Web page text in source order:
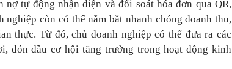
nợ tự động nhận diện và đối soát hóa đơn qua QR,
còn có thể nắm bắt nhanh chóng doanh thu,
thực. Từ đó, chủ doanh nghiệpcó thể đưara các
đón đầu cơ hội tăng trưởng trong hoạt động kinh